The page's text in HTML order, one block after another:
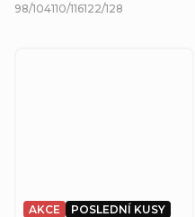
98/104110/116122/128
AKCE POSLEDNÍ KUSY